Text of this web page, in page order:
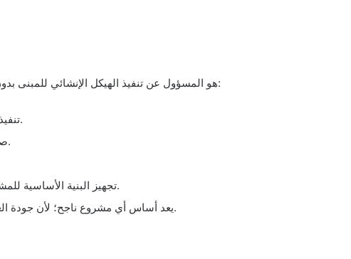
هو المسؤول عن تنفيذ الهيكل الإنشائي للمبنى بدون التشطيبات النهائية، وتشمل خدماته:
تنفيذ الأساسات والقواعد الخرسانية.
صب الأسقف والأعمدة والكمرات.
تجهيز البنية الأساسية للمشروع وفق المخططات الهندسية.
يعد أساس أي مشروع ناجح؛ لأن جودة العظم تحدد قوة واستقرار المبنى.